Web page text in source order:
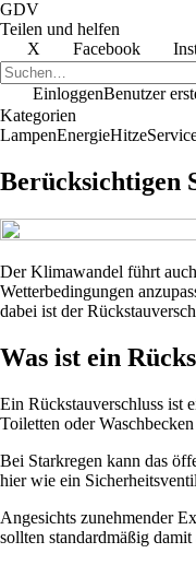
GDV
Teilen und helfen
X
Facebook
EinloggenBenutzer
Kategorien
LampenEnergieHitze
Berücksichtigen
Der Klimawandel führt
Wetterbedingungen
dabei ist der
Was ist ein
Ein Rückstauverschluss ist
Toiletten oder
Bei Starkregen kann das
hier wie ein
Angesichts zunehmender
sollten standardmäßig damit